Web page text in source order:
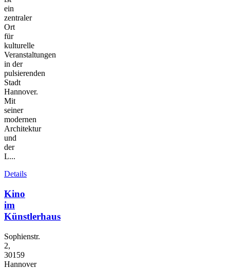
ein
zentraler
Ort
für
kulturelle
Veranstaltungen
in der
pulsierenden
Stadt
Hannover.
Mit
seiner
modernen
Architektur
und
der
L...
Details
Kino
im
Künstlerhaus
Sophienstr.
2,
30159
Hannover